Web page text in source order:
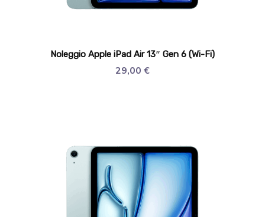
Noleggio Apple iPad Air 13″ Gen 6 (Wi-Fi)
29,00 €